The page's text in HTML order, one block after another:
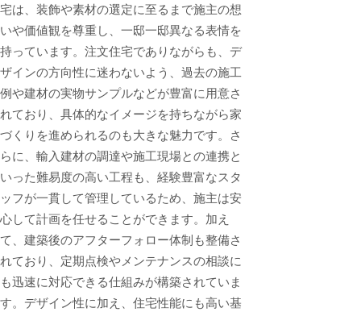
宅は、装飾や素材の選定に至るまで施主の想
いや価値観を尊重し、一邸一邸異なる表情を
持っています。注文住宅でありながらも、デ
ザインの方向性に迷わないよう、過去の施工
例や建材の実物サンプルなどが豊富に用意さ
れており、具体的なイメージを持ちながら家
づくりを進められるのも大きな魅力です。さ
らに、輸入建材の調達や施工現場との連携と
いった難易度の高い工程も、経験豊富なスタ
ッフが一貫して管理しているため、施主は安
心して計画を任せることができます。加え
て、建築後のアフターフォロー体制も整備さ
れており、定期点検やメンテナンスの相談に
も迅速に対応できる仕組みが構築されていま
す。デザイン性に加え、住宅性能にも高い基